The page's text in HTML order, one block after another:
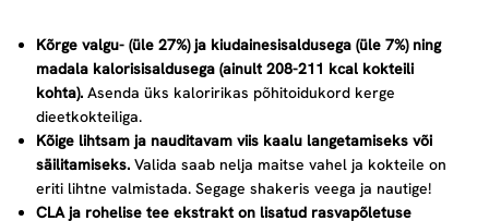
Kõrge valgu- (üle 27%) ja kiudainesisaldusega (üle 7%) ning
madala kalorisisaldusega (ainult 208-211 kcal kokteili
kohta). Asenda üks kaloririkas põhitoidukord kerge
dieetkokteiliga.
Kõige lihtsam ja nauditavam viis kaalu langetamiseks või
säilitamiseks. Valida saab nelja maitse vahel ja kokteile on
eriti lihtne valmistada. Segage shakeris veega ja nautige!
CLA ja rohelise tee ekstrakt on lisatud rasvapõletuse